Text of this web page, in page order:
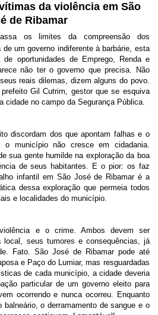
da violência em São
de Ribamar
os limites da compreensão dos
um governo indiferente à barbárie, esta
de oportunidades de Emprego, Renda e
não ter o governo que precisa. Não
reais dilemas, dizem alguns do povo.
Gil Cutrim, gestor que se esquiva
cidade no campo da Segurança Pública.
discordam dos que apontam falhas e o
o município não cresce em cidadania.
sua gente humilde na exploração da boa
de seus habitantes. E o pior: os faz
infantil em São José de Ribamar é a
dessa exploração que permeia todos
e localidades do município.
e o crime. Ambos devem ser
local, seus tumores e consequências, já
Fato. São José de Ribamar pode até
e Paço do Lumiar, mas resguardadas
de cada município, a cidade deveria
particular de um governo eleito para
ocorrendo e nunca ocorreu. Enquanto
o derramamento de sangue e o